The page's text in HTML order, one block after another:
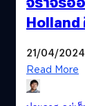
Holland
21/04/2024
Read More